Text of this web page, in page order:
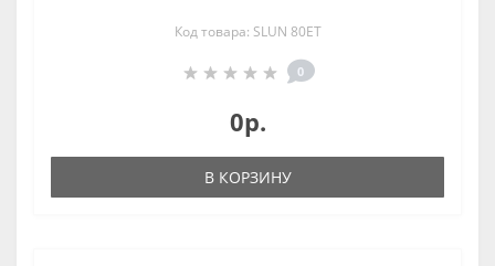
Код товара: SLUN 80ET
0
0р.
В КОРЗИНУ